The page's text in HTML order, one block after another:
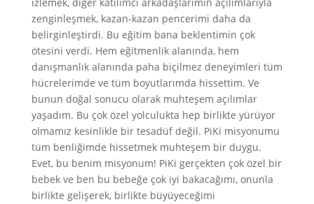
zenginleşmek, kazan-kazan pencerimi daha da
belirginleştirdi. Bu eğitim bana beklentimin çok
ötesini verdi. Hem eğitmenlik alanında, hem
danışmanlık alanında paha biçilmez deneyimleri tüm
hücrelerimde ve tüm boyutlarımda hissettim. Ve
bunun doğal sonucu olarak muhteşem açılımlar
yaşadım. Bu çok özel yolculukta hep birlikte yürüyor
olmamız kesinlikle bir tesadüf değil. PiKi misyonumu
tüm benliğimde hissetmek muhteşem bir duygu.
Evet, bu benim misyonum! PiKi gerçekten çok özel bir
bebek ve ben bu bebeğe çok iyi bakacağımı, onunla
birlikte gelişerek, birlikte büyüyeceğimi